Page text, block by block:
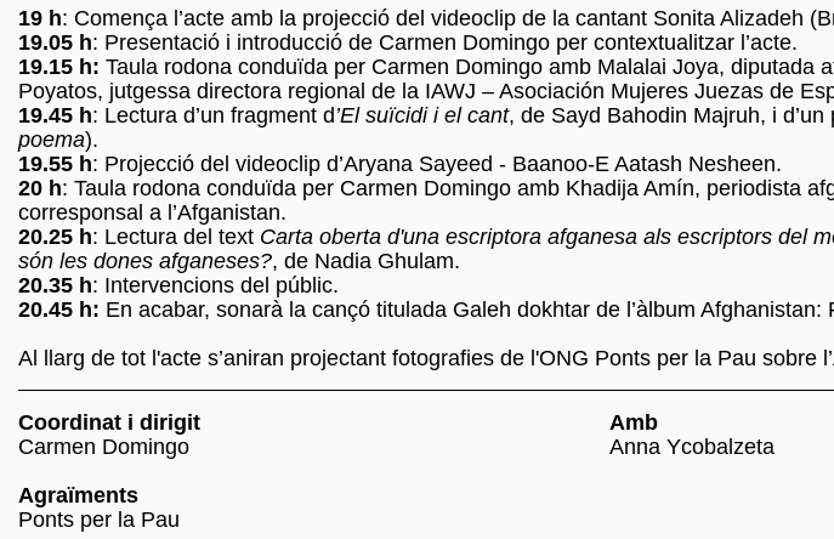
19 h: Comença l’acte amb la projecció del videoclip de la cantant Sonita Alizadeh
19.05 h: Presentació i introducció de Carmen Domingo per contextualitzar l’acte.
19.15 h: Taula rodona conduïda per Carmen Domingo amb Malalai Joya, diputada
Poyatos, jutgessa directora regional de la IAWJ – Asociación Mujeres Juezas de
19.45 h: Lectura d’un fragment d ’El suïcidi i el cant, de Sayd Bahodin Majruh, i
poema).
19.55 h: Projecció del videoclip d’Aryana Sayeed - Baanoo-E Aatash Nesheen.
20 h: Taula rodona conduïda per Carmen Domingo amb Khadija Amín, periodista
corresponsal a l’Afganistan.
20.25 h: Lectura del text Carta oberta d'una escriptora afganesa als escriptors del
són les dones afganeses?, de Nadia Ghulam.
20.35 h: Intervencions del públic.
20.45 h: En acabar, sonarà la cançó titulada Galeh dokhtar de l’àlbum
Al llarg de tot l'acte s’aniran projectant fotografies de l'ONG Ponts per la Pau sobre
Coordinat i dirigit
Carmen Domingo
Agraïments
Ponts per la Pau
Amb
Anna Ycobalzeta